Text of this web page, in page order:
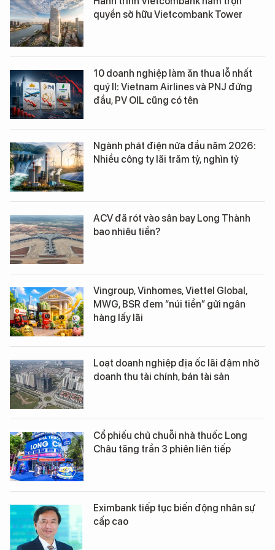
quyền sở hữu Vietcombank Tower
10 doanh nghiệp làm ăn thua lỗ nhất
quý II: Vietnam Airlines và PNJ đứng
đầu, PV OIL cũng có tên
Ngành phát điện nửa đầu năm 2026:
Nhiều công ty lãi trăm tỷ, nghìn tỷ
ACV đã rót vào sân bay Long Thành
bao nhiêu tiền?
Vingroup, Vinhomes, Viettel Global,
MWG, BSR đem “núi tiền” gửi ngân
hàng lấy lãi
Loạt doanh nghiệp địa ốc lãi đậm nhờ
doanh thu tài chính, bán tài sản
Cổ phiếu chủ chuỗi nhà thuốc Long
Châu tăng trần 3 phiên liên tiếp
Eximbank tiếp tục biến động nhân sự
cấp cao